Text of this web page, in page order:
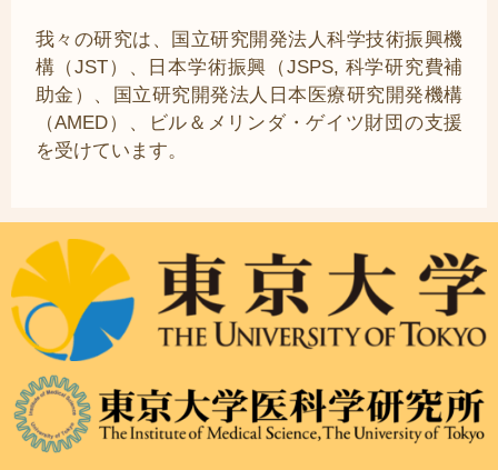
我々の研究は、国立研究開発法人科学技術振興機
構（JST）、日本学術振興（JSPS, 科学研究費補
助金）、国立研究開発法人日本医療研究開発機構
（AMED）、ビル＆メリンダ・ゲイツ財団の支援
を受けています。